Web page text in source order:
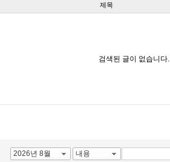
제목
검색된 글이 없습니다.
2026년 8월 내용